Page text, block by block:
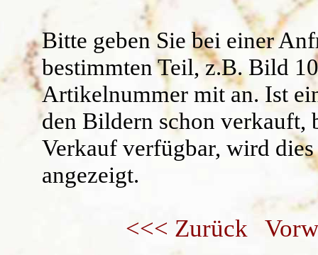
Bitte geben Sie bei einer
bestimmten Teil, z.B.Bild
Artikelnummer mit an. Ist
den Bildern schon verkauft,
Verkauf verfügbar, wird
angezeigt.
<<< Zurück